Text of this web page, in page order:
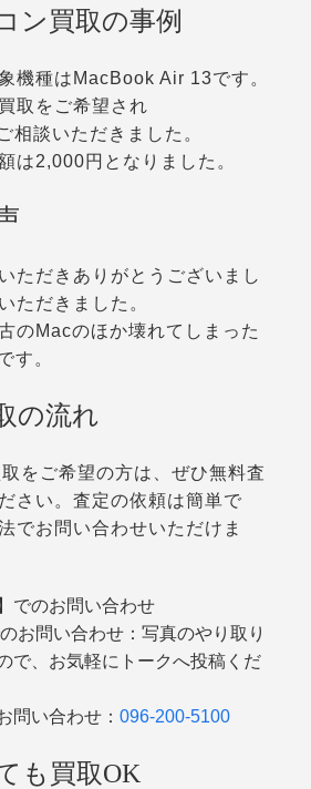
ン買取の事例
機種はMacBook Air 13です。
取をご希望され
相談いただきました。
は2,000円となりました。
ただきありがとうございまし
ただきました。
のMacのほか壊れてしまった
す。
の流れ
をご希望の方は、ぜひ無料査
さい。査定の依頼は簡単で
でお問い合わせいただけま
】でのお問い合わせ
お問い合わせ：写真のやり取り
で、お気軽にトークへ投稿くだ
問い合わせ： 096-200-5100
も買取OK